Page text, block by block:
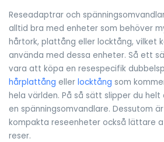
Reseadaptrar och
alltid bra med enheter som behöver
hårtork, plattång eller locktång, vilket
använda med dessa enheter. Så ett
vara att köpa en resespecifik
hårplattång eller locktång som
hela världen. På så sätt slipper du
en spänningsomvandlare. Dessutom
kompakta reseenheter också lättare
reser.